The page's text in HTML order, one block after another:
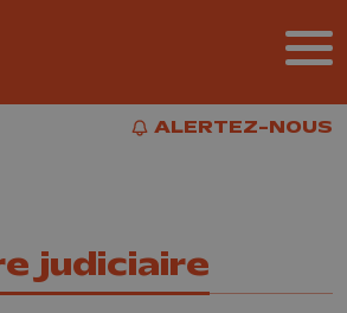
ALERTEZ-NOUS
ALERTEZ-NOUS
judiciaire